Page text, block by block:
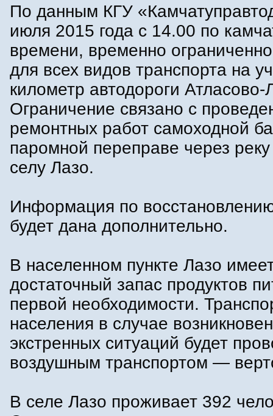
По данным КГУ
июля 2015 года с 14.00 по
времени, временно
для всех видов транспорта на
километр автодороги Атласово-
Ограничение связано с
ремонтных работ самоходной
паромной переправе через
селу Лазо.
Информация по
будет дана дополнительно.
В населенном пункте Лазо
достаточный запас продуктов
первой необходимости.
населения в случае
экстренных ситуаций будет
воздушным транспортом —
В селе Лазо проживает 392